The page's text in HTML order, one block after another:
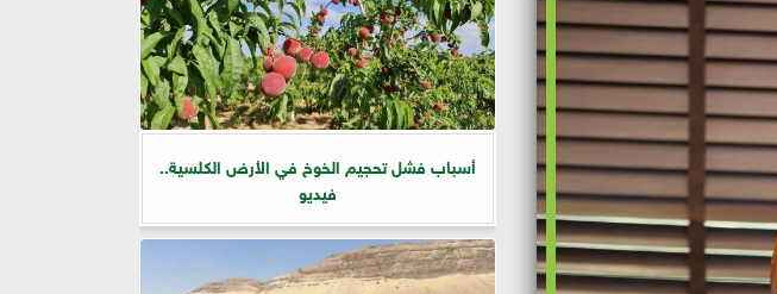
أسباب فشل تحجيم الخوخ في الأرض الكلسية..
فيديو